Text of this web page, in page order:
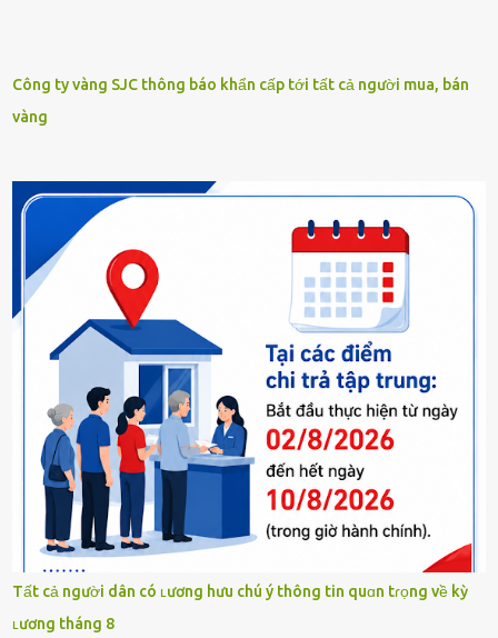
Công ty vàng SJC thông báo khẩn cấp tới tất cả người mua, bán
vàng
Tất cả người dân có ʟương hưu chú ý thông tin quɑn tɾọng về kỳ
ʟương tháng 8